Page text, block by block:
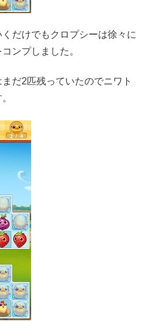
だけでもクロプシーは徐々に
ンプしました。
だ2匹残っていたのでニワト